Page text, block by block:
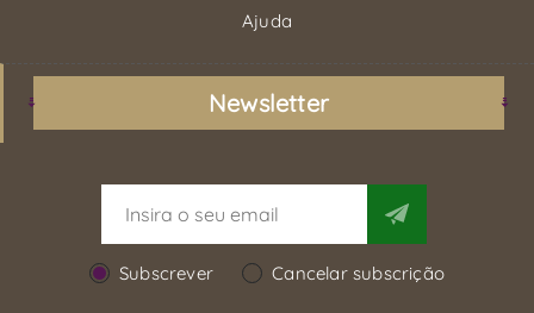
Ajuda
Newsletter
Subscrever Cancelar subscrição